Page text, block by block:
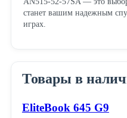
станет вашим надежным
играх.
Товары в
EliteBook 645 G9